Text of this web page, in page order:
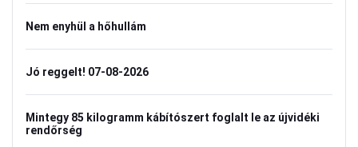
Nem enyhül a hőhullám
Jó reggelt! 07-08-2026
Mintegy 85 kilogramm kábítószert foglalt le az újvidéki
rendőrség